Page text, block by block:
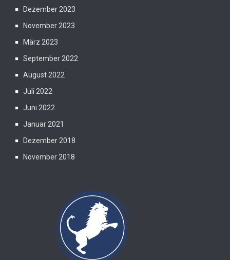
Dezember 2023
November 2023
März 2023
September 2022
August 2022
Juli 2022
Juni 2022
Januar 2021
Dezember 2018
November 2018